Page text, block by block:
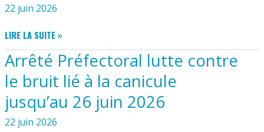
22 juin 2026
ARRÊTÉ
PRÉFECTORAL
LIMITANT
ACTIVITÉS
AGRICOLES
EN
RAISON
DE
LIRE LA SUITE »
Arrêté Préfectoral lutte contre
le bruit lié à la canicule
jusqu’au 26 juin 2026
22 juin 2026